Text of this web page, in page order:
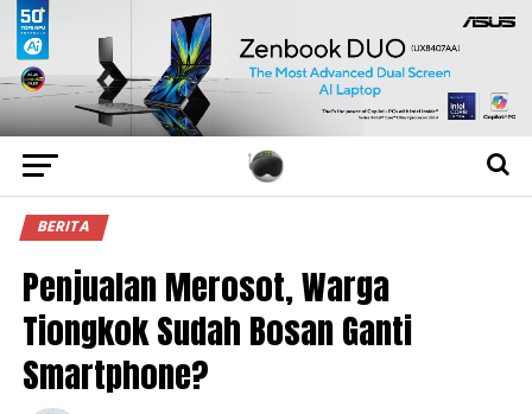
BERITA
Penjualan Merosot, Warga
Tiongkok Sudah Bosan Ganti
Smartphone?